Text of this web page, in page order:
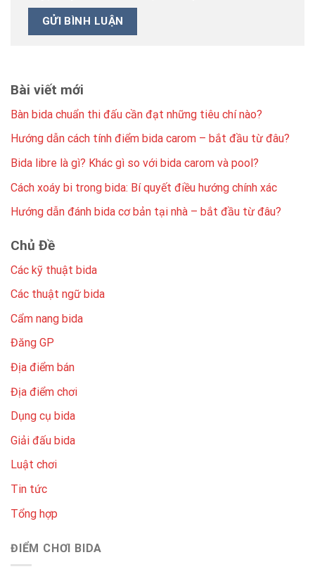
Bài viết mới
Bàn bida chuẩn thi đấu cần đạt những tiêu chí nào?
Hướng dẫn cách tính điểm bida carom – bắt đầu từ đâu?
Bida libre là gì? Khác gì so với bida carom và pool?
Cách xoáy bi trong bida: Bí quyết điều hướng chính xác
Hướng dẫn đánh bida cơ bản tại nhà – bắt đầu từ đâu?
Chủ Đề
Các kỹ thuật bida
Các thuật ngữ bida
Cẩm nang bida
Đăng GP
Địa điểm bán
Địa điểm chơi
Dụng cụ bida
Giải đấu bida
Luật chơi
Tin tức
Tổng hợp
ĐIỂM CHƠI BIDA